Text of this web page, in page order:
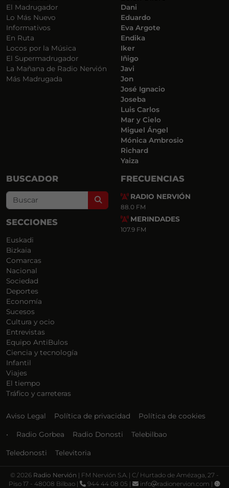
El Madrugador
Lo Más Nuevo
Informativos
En Ruta
Locos por la Música
El Supermadrugador
La Mañana de Radio Nervión
Más Madrugada
Dani
Eduardo
Eva Argote
Endika
Iker
Iñigo
Javi
Jon
José Ignacio
Joseba
Luis Carlos
Mar y Cielo
Miguel Ángel
Mónica Ambrosio
Richard
Yaiza
BUSCADOR
Search
SECCIONES
Euskadi
Bizkaia
Comarcas
Nacional
Sociedad
Deportes
Economía
Sucesos
Cultura y ocio
Entrevistas
Equipo AntiBulos
Ciencia y tecnología
Infantil
Viajes
El tiempo
Tráfico y carreteras
FRECUENCIAS
RADIO NERVIÓN
88.0 FM
MERINDADES
107.9 FM
Aviso Legal Política de privacidad Política de cookies
• Radio Gorbea Radio Donosti Telebilbao
Teledonosti Televitoria
© 2026 Radio Nervión | FM Nervión S.A. | C/ Hurtado de Amézaga, 27 -
Piso 17 - 48008 Bilbao |
944 44 08 05 | info radionervion.com |